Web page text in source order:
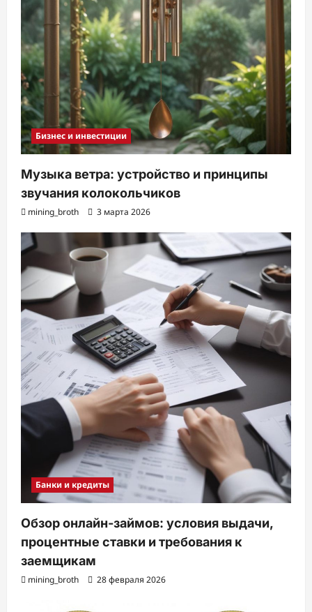
Бизнес и инвестиции
Музыка ветра: устройство и принципы
звучания колокольчиков
mining_broth 3 марта 2026
Банки и кредиты
Обзор онлайн-займов: условия выдачи,
процентные ставки и требования к
заемщикам
mining_broth 28 февраля 2026